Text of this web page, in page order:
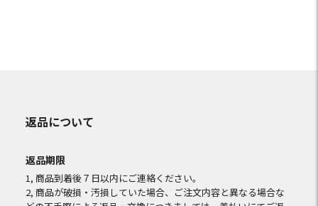
返品について
返品期限
1, 商品到着後７日以内にご連絡ください。
2, 商品が破損・汚損していた場合、ご注文内容と異なる場合な